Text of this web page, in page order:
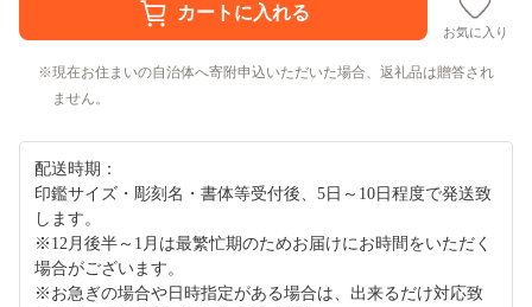
お気に入り
現在お住まいの自治体へ寄附申込いただいた場合、返礼品は贈答され
ません。
配送時期：
印鑑サイズ・彫刻名・書体等受付後、5日～10日程度で発送致
します。
※12月後半～1月は最繁忙期のためお届けにお時間をいただく
場合がございます。
※お急ぎの場合や日時指定がある場合は、出来るだけ対応致